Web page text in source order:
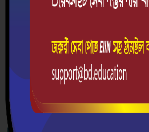
২৮-০৩-২০২২
উৎসব কর্মসূচীর ফটো এলবাম
এখনো কোন ফটো সংযুক্ত করা হয়নি
দ্রুত যোগাযোগ